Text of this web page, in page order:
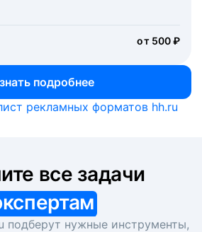
от 500 ₽
подробнее
рекламных форматов hh.ru
подберут нужные инструменты,